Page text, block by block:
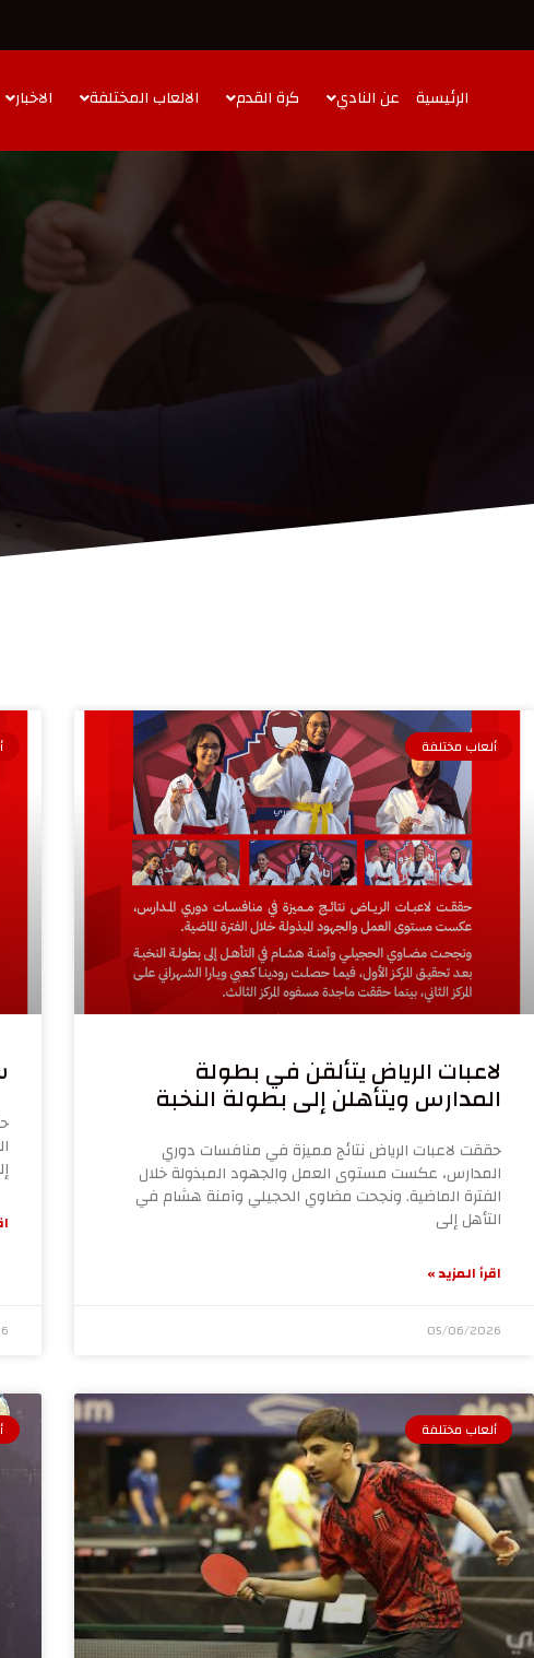
الرئيسية عن النادي كرة القدم الالعاب المختلفة الاخبار
ألعاب مختلفة
لاعبات الرياض يتألقن في بطولة
المدارس ويتأهلن إلى بطولة النخبة
حققت لاعبات الرياض نتائج مميزة في منافسات دوري
المدارس، عكست مستوى العمل والجهود المبذولة خلال
الفترة الماضية. ونجحت مضاوي الحجيلي وآمنة هشام في
التأهل إلى
اقرأ المزيد »
05/06/2026
إلى 5
ألعاب مختلفة